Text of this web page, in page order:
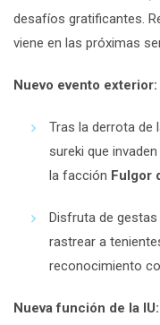
desafíos gratificantes.
viene en las próximas
Nuevo evento exterior:
Tras la derrota de
sureki que
la facción Fulgor
Disfruta de
rastrear a
reconocimiento
Nueva función de la